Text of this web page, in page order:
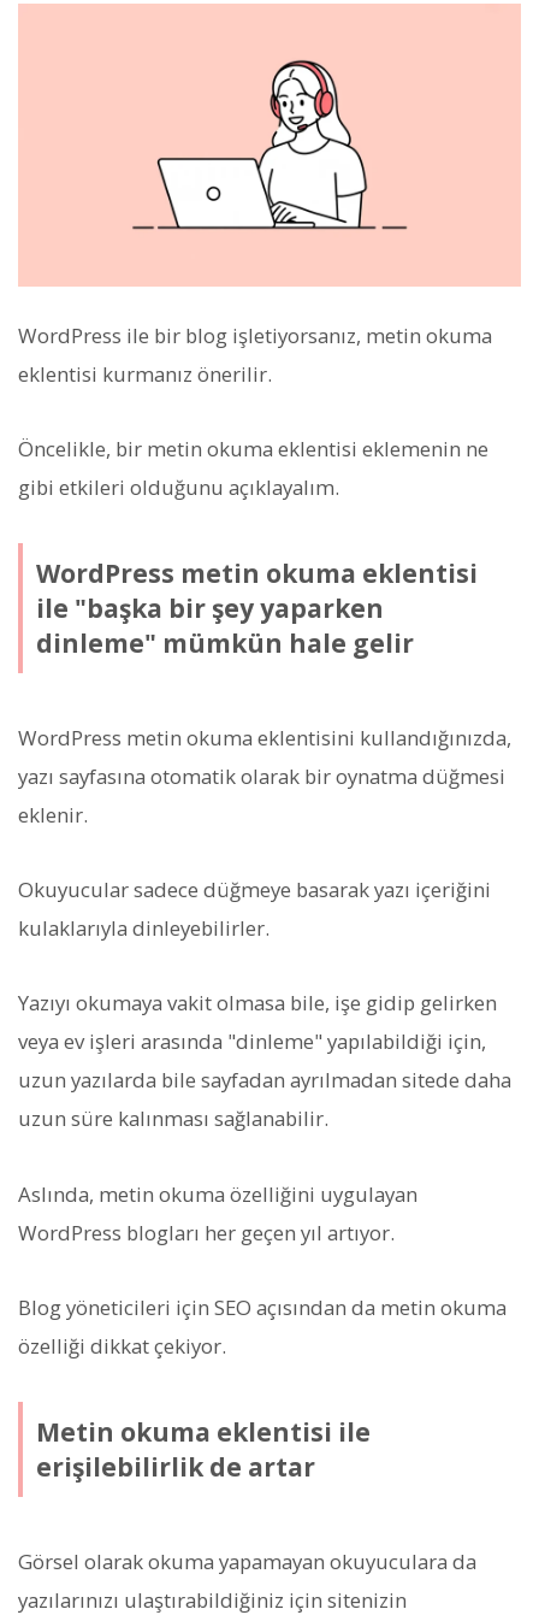
WordPress ile bir blog işletiyorsanız, metin okuma
eklentisi kurmanız önerilir.
Öncelikle, bir metin okuma eklentisi eklemenin ne
gibi etkileri olduğunu açıklayalım.
WordPress metin okuma eklentisi
ile "başka bir şey yaparken
dinleme" mümkün hale gelir
WordPress metin okuma eklentisini kullandığınızda,
yazı sayfasına otomatik olarak bir oynatma düğmesi
eklenir.
Okuyucular sadece düğmeye basarak yazı içeriğini
kulaklarıyla dinleyebilirler.
Yazıyı okumaya vakit olmasa bile, işe gidip gelirken
veya ev işleri arasında "dinleme" yapılabildiği için,
uzun yazılarda bile sayfadan ayrılmadan sitede daha
uzun süre kalınması sağlanabilir.
Aslında, metin okuma özelliğini uygulayan
WordPress blogları her geçen yıl artıyor.
Blog yöneticileri için SEO açısından da metin okuma
özelliği dikkat çekiyor.
Metin okuma eklentisi ile
erişilebilirlik de artar
Görsel olarak okuma yapamayan okuyuculara da
yazılarınızı ulaştırabildiğiniz için sitenizin